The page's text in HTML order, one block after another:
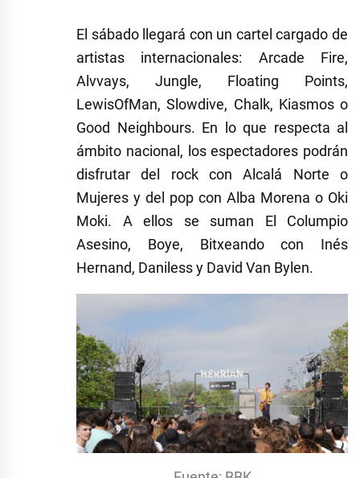
El sábado llegará con un cartel cargado de
artistas internacionales: Arcade Fire,
Alvvays, Jungle, Floating Points,
LewisOfMan, Slowdive, Chalk, Kiasmos o
Good Neighbours. En lo que respecta al
ámbito nacional, los espectadores podrán
disfrutar del rock con Alcalá Norte o
Mujeres y del pop con Alba Morena o Oki
Moki. A ellos se suman El Columpio
Asesino, Boye, Bitxeando con Inés
Hernand, Daniless y David Van Bylen.